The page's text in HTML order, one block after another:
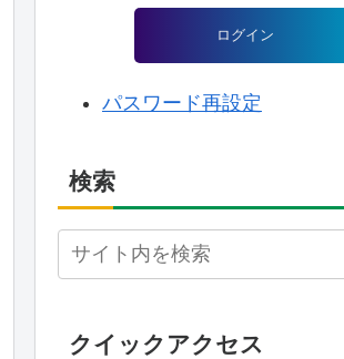
ログイン
パスワード再設定
検索
クイックアクセス